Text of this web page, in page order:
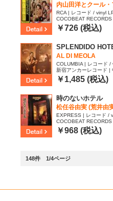
内山田洋とクール
RCA | レコード / vinyl
COCOBEAT
10
￥726 (税込)
SPLENDIDO
AL DI MEOLA
COLUMBIA | レコード
新宿アンカーレコード
9￥1,485 (税込)
時のないホテル
松任谷由実 (荒井由
EXPRESS | レコード /
COCOBEAT
05
￥968 (税込)
148件 1/4ページ